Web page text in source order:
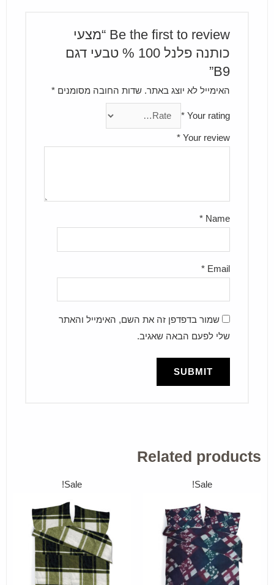
Be the first to review “מצעי
כותנה פלנל 100 % טבעי דגם
B9”
האימייל לא יוצג באתר. שדות החובה מסומנים*
Your rating
*
Your review
*
Name
*
Email
*
שמור בדפדפן זה את השם, האימייל והאתר
שלי לפעם הבאה שאגיב.
Related products
Sale!
Sale!